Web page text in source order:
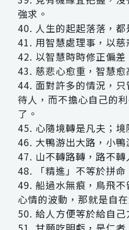
強求。
40. 人生的起起落落，都
41. 用智慧處理事，以慈
42. 以智慧時時修正偏差
43. 慈悲心愈重，智慧愈
44. 面對許多的情況，
待人，而不擔心自己的
了。
45. 心隨境轉是凡夫；境
46. 大鴨游出大路，小鴨
47. 山不轉路轉，路不轉
48. 「精進」不等於拼命
49. 船過水無痕，鳥飛
心情的波動，那就是自
50. 給人方便等於給自己